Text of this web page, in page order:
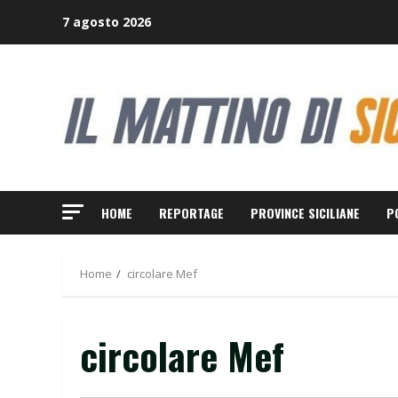
7 agosto 2026
HOME REPORTAGE PROVINCE SICILIANE
Home circolare Mef
circolare Mef